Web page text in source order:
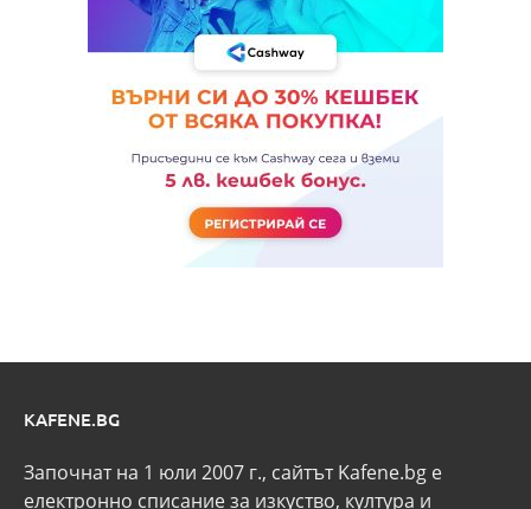
KAFENE.BG
Започнат на 1 юли 2007 г., сайтът Kafene.bg e
eлектронно списание за изкуство, култура и